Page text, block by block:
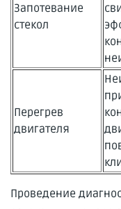
Запотевание
стекол
Перегрев
двигателя
Проведение